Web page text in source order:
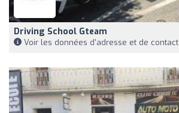
Driving School Gteam
Voir les données d'adresse et de contact